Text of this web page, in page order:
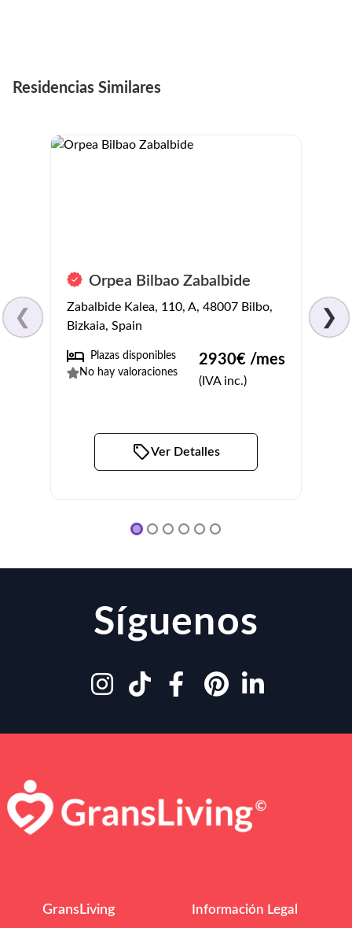
Residencias Similares
❮
Orpea Bilbao Zabalbide
Zabalbide Kalea, 110, A, 48007 Bilbo,
Bizkaia, Spain
Plazas disponibles
No hay valoraciones
2930€ /mes
(IVA inc.)
Ver Detalles
❯
Síguenos
GransLiving Información Legal